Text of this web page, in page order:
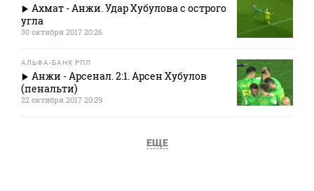
Ахмат - Анжи. Удар Хубулова с острого
угла
30 октября 2017 20:26
АЛЬФА-БАНК РПЛ
Анжи - Арсенал. 2:1. Арсен Хубулов
(пенальти)
22 октября 2017 20:29
ЕЩЕ